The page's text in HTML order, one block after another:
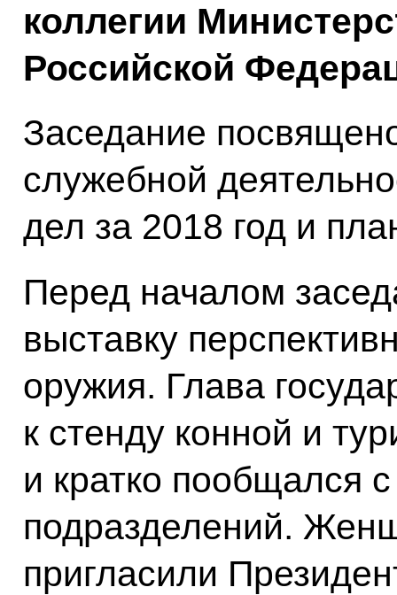
коллегии
Российской
Заседание
служебной
дел за 2018 год и
Перед началом
выставку
оружия. Глава
к стенду конной и
и кратко пообщался
подразделений.
пригласили